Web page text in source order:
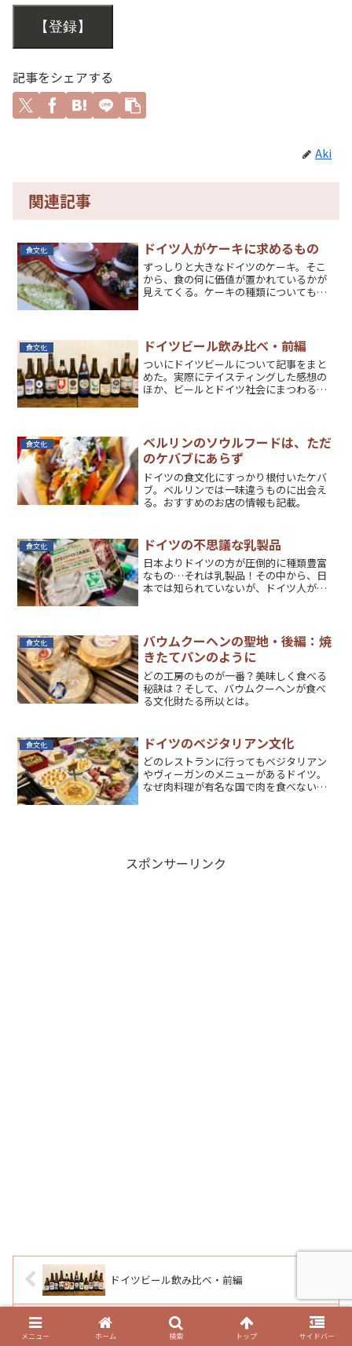
【登録】
記事をシェアする
Aki
関連記事
食文化 ドイツ人がケーキに求めるもの
ずっしりと大きなドイツのケーキ。そこ
から、食の何に価値が置かれているかが
見えてくる。ケーキの種類についても解
食文化 ドイツビール飲み比べ・前編
ついにドイツビールについて記事をまと
めた。実際にテイスティングした感想の
ほか、ビールとドイツ社会にまつわる豆
食文化
ベルリンのソウルフードは、ただ
のケバブにあらず
ドイツの食文化にすっかり根付いたケバ
ブ。ベルリンでは一味違うものに出会え
る。おすすめのお店の情報も記載。
食文化 ドイツの不思議な乳製品
日本よりドイツの方が圧倒的に種類豊富
なもの…それは乳製品！その中から、日
本では知られていないが、ドイツ人が大
食文化
バウムクーヘンの聖地・後編：焼
きたてパンのように
どの工房のものが一番？美味しく食べる
秘訣は？そして、バウムクーヘンが食べ
る文化財たる所以とは。
食文化 ドイツのベジタリアン文化
どのレストランに行ってもベジタリアン
やヴィーガンのメニューがあるドイツ。
なぜ肉料理が有名な国で肉を食べないの
スポンサーリンク
ドイツビール飲み比べ・前編
コロナと過ごすベルリン③：with コロナの日常
メニュー ホーム 検索 トップ サイドバー